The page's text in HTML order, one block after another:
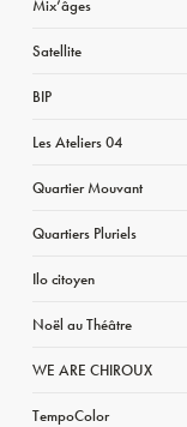
Mix’âges
Satellite
BIP
Les Ateliers 04
Quartier Mouvant
Quartiers Pluriels
Ilo citoyen
Noël au Théâtre
WE ARE CHIROUX
TempoColor